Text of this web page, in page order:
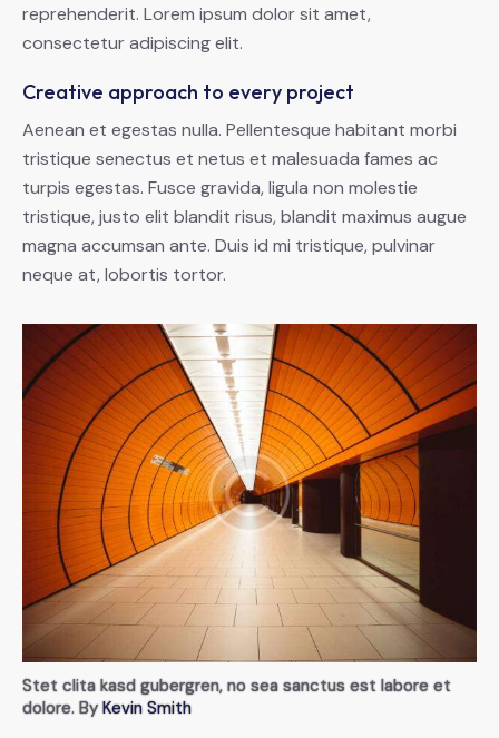
reprehenderit. Lorem ipsum dolor sit amet,
consectetur adipiscing elit.
Creative approach to every project
Aenean et egestas nulla. Pellentesque habitant morbi
tristique senectus et netus et malesuada fames ac
turpis egestas. Fusce gravida, ligula non molestie
tristique, justo elit blandit risus, blandit maximus augue
magna accumsan ante. Duis id mi tristique, pulvinar
neque at, lobortis tortor.
Stet clita kasd gubergren, no sea sanctus est labore et
dolore. ByKevin Smith